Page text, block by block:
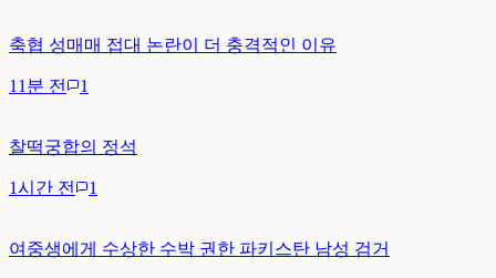
축협 성매매 접대 논란이 더 충격적인 이유
11분 전 1
찰떡궁합의 정석
1시간 전 1
여중생에게 수상한 수박 권한 파키스탄 남성 검거